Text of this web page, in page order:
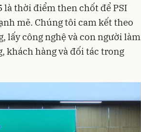
là thời điểm then chốt để PSI
mẽ. Chúng tôi cam kết theo
lấy công nghệ và con người làm
khách hàng và đối tác trong